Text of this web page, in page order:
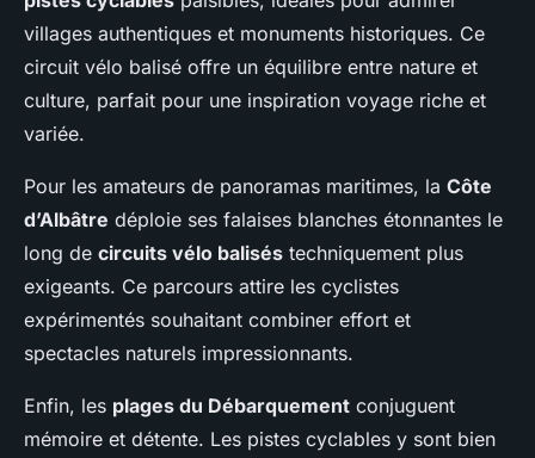
villages authentiques et monuments historiques. Ce
circuit vélo balisé offre un équilibre entre nature et
culture, parfait pour une inspiration voyage riche et
variée.
Pour les amateurs de panoramas maritimes, la Côte
d’Albâtre déploie ses falaises blanches étonnantes le
long de circuits vélo balisés techniquement plus
exigeants. Ce parcours attire les cyclistes
expérimentés souhaitant combiner effort et
spectacles naturels impressionnants.
Enfin, les plages du Débarquement conjuguent
mémoire et détente. Les pistes cyclables y sont bien